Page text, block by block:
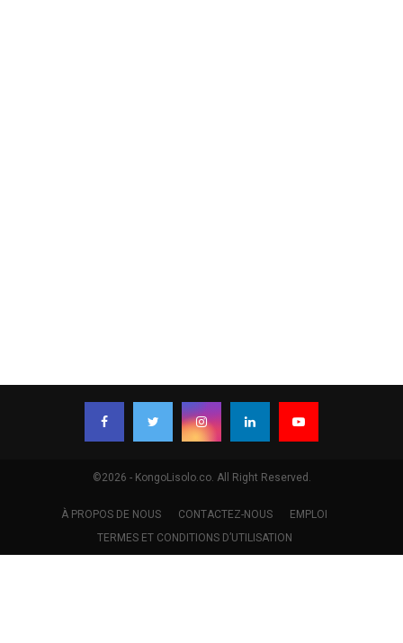
©2026 - KongoLisolo.co. All Right Reserved.
À PROPOS DE NOUS CONTACTEZ-NOUS
EMPLOI
TERMES ET CONDITIONS D’UTILISATION